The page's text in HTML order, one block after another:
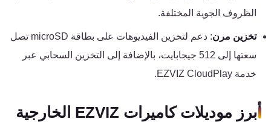
الظروف الجوية المختلفة.
تخزين مرن
: دعم لتخزين الفيديوهات على بطاقة microSD تصل
سعتها إلى 512 جيجابايت، بالإضافة إلى التخزين السحابي عبر
خدمة EZVIZ CloudPlay.
أبرز موديلات كاميرات EZVIZ الخارجية
كنترول